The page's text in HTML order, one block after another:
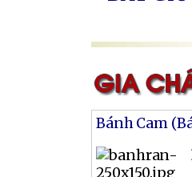
Bánh Cam